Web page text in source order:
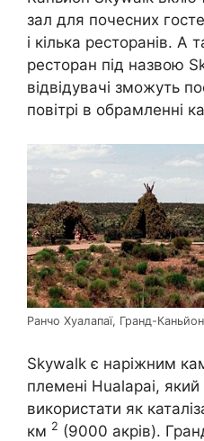
зал для почесних
і кілька ресторанів.
ресторан під назвою
відвідувачі зможуть
повітрі в обрамленні
Ранчо Хуалапаї, Гранд-
Skywalk є наріжним
племені Hualapai,
використати як
км 2 (9000 акрів).